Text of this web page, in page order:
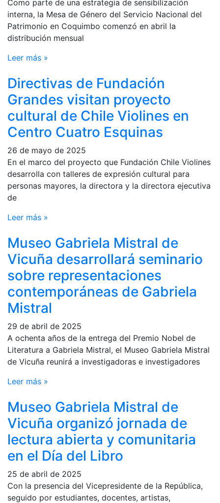
Como parte de una estrategia de sensibilización
interna, la Mesa de Género del Servicio Nacional del
Patrimonio en Coquimbo comenzó en abril la
distribución mensual
Leer más »
Directivas de Fundación
Grandes visitan proyecto
cultural de Chile Violines en
Centro Cuatro Esquinas
26 de mayo de 2025
En el marco del proyecto que Fundación Chile Violines
desarrolla con talleres de expresión cultural para
personas mayores, la directora y la directora ejecutiva
de
Leer más »
Museo Gabriela Mistral de
Vicuña desarrollará seminario
sobre representaciones
contemporáneas de Gabriela
Mistral
29 de abril de 2025
A ochenta años de la entrega del Premio Nobel de
Literatura a Gabriela Mistral, el Museo Gabriela Mistral
de Vicuña reunirá a investigadoras e investigadores
Leer más »
Museo Gabriela Mistral de
Vicuña organizó jornada de
lectura abierta y comunitaria
en el Día del Libro
25 de abril de 2025
Con la presencia del Vicepresidente de la República,
seguido por estudiantes, docentes, artistas,